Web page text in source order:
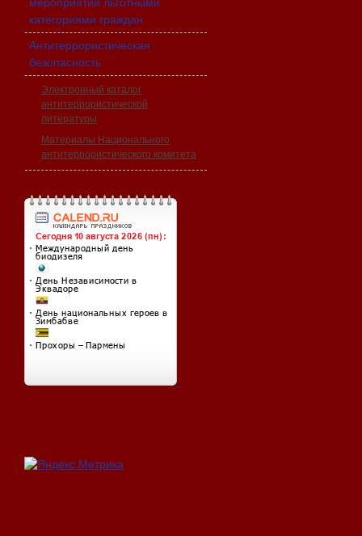
категориями граждан
Антитеррористическая
безопасность
Электронный каталог
антитеррористической
литературы
Материалы Национального
антитеррористического комитета